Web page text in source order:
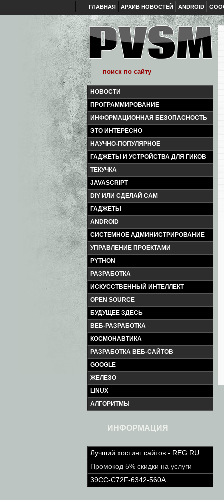
ГЛАВНАЯ АРХИВ НОВОСТЕЙ ANDROID
НОВОСТИ
ПРОГРАММИРОВАНИЕ
ИНФОРМАЦИОННАЯ БЕЗОПАСНОСТЬ
ЭТО ИНТЕРЕСНО
НАУЧНО-ПОПУЛЯРНОЕ
ГАДЖЕТЫ И УСТРОЙСТВА ДЛЯ ГИКОВ
ТЕКУЧКА
JAVASCRIPT
DIY ИЛИ СДЕЛАЙ САМ
ГАДЖЕТЫ
ANDROID
СИСТЕМНОЕ АДМИНИСТРИРОВАНИЕ
УПРАВЛЕНИЕ ПРОЕКТАМИ
PYTHON
РАЗРАБОТКА
ИСКУССТВЕННЫЙ ИНТЕЛЛЕКТ
OPEN SOURCE
БУДУЩЕЕ ЗДЕСЬ
ВЕБ-РАЗРАБОТКА
КОСМОНАВТИКА
РАЗРАБОТКА ВЕБ-САЙТОВ
GOOGLE
ЖЕЛЕЗО
LINUX
АЛГОРИТМЫ
ИНФОРМАЦИЯ
Лучший хостинг сайтов - REG.RU
Промокод 5% скидки на услуги
39CC-C72F-6342-560A